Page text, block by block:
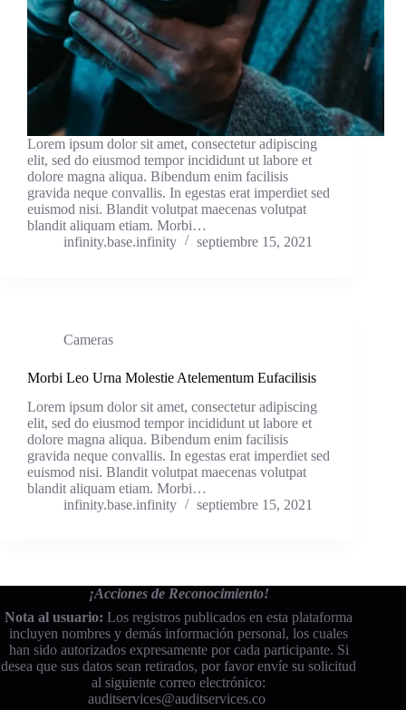
Lorem ipsum dolor sit amet, consectetur adipiscing
elit, sed do eiusmod tempor incididunt ut labore et
dolore magna aliqua. Bibendum enim facilisis
gravida neque convallis. In egestas erat imperdiet sed
euismod nisi. Blandit volutpat maecenas volutpat
blandit aliquam etiam. Morbi…
infinity.base.infinity
septiembre 15, 2021
Cameras
Morbi Leo Urna Molestie Atelementum Eufacilisis
Lorem ipsum dolor sit amet, consectetur adipiscing
elit, sed do eiusmod tempor incididunt ut labore et
dolore magna aliqua. Bibendum enim facilisis
gravida neque convallis. In egestas erat imperdiet sed
euismod nisi. Blandit volutpat maecenas volutpat
blandit aliquam etiam. Morbi…
infinity.base.infinity
septiembre 15, 2021
¡Acciones de Reconocimiento!
Nota al usuario: Los registros publicados en esta plataforma
incluyen nombres y demás información personal, los cuales
han sido autorizados expresamente por cada participante. Si
desea que sus datos sean retirados, por favor envíe su solicitud
al siguiente correo electrónico:
auditservices@auditservices.co